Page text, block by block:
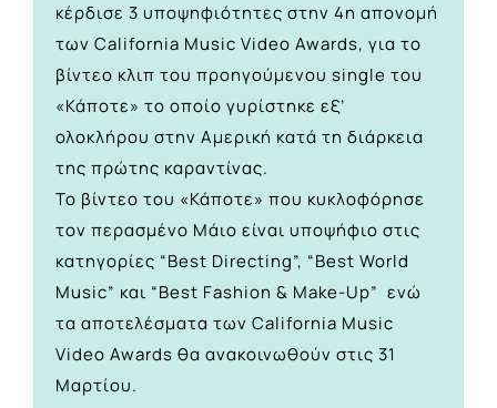
κέρδισε 3 υποψηφιότητες στην 4η απονομή
των California Music Video Awards, για το
βίντεο κλιπ του προηγούμενου single του
«Κάποτε» το οποίο γυρίστηκε εξ’
ολοκλήρου στην Αμερική κατά τη διάρκεια
της πρώτης καραντίνας.
Το βίντεο του «Κάποτε» που κυκλοφόρησε
τον περασμένο Μάιο είναι υποψήφιο στις
κατηγορίες “Best Directing”, “Best World
Music” και “Best Fashion & Make-Up” ενώ
τα αποτελέσματα των California Music
Video Awards θα ανακοινωθούν στις 31
Μαρτίου.